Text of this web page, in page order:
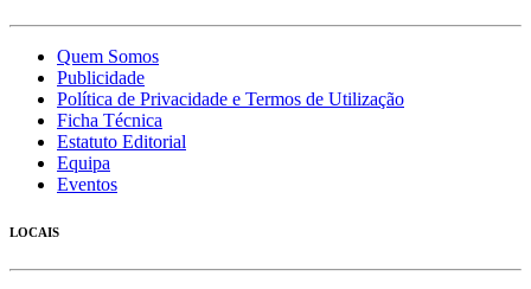
Quem Somos
Publicidade
Política de Privacidade e Termos de Utilização
Ficha Técnica
Estatuto Editorial
Equipa
Eventos
LOCAIS